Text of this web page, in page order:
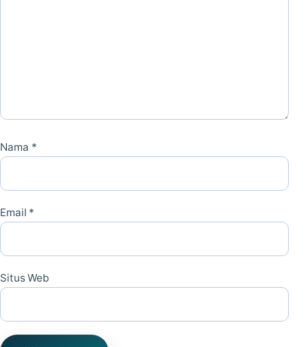
Nama *
Email *
Situs Web